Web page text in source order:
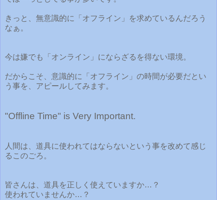
きっと、無意識的に「オフライン」を求めているんだろう
なぁ。
今は嫌でも「オンライン」にならざるを得ない環境。
だからこそ、意識的に「オフライン」の時間が必要だとい
う事を、アピールしてみます。
"Offline Time" is Very Important.
人間は、道具に使われてはならないという事を改めて感じ
るこのごろ。
皆さんは、道具を正しく使えていますか…？
使われていませんか…？